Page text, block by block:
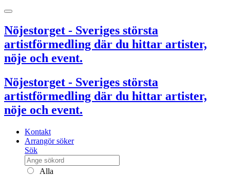
Nöjestorget - Sveriges största
artistförmedling där du hittar artister,
nöje och event.
Nöjestorget - Sveriges största
artistförmedling där du hittar artister,
nöje och event.
Kontakt
Arrangör söker
Sök
Alla